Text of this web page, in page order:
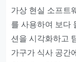
가상 현실 소프트
를 사용하여 보다
션을 시각화하고
가구가 식사 공간